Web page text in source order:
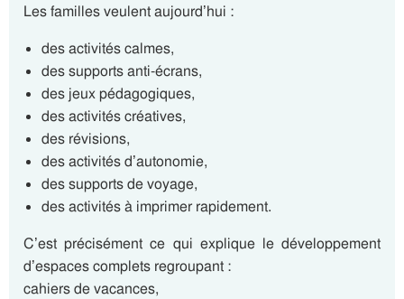
Les familles veulent aujourd’hui :
des activités calmes,
des supports anti-écrans,
des jeux pédagogiques,
des activités créatives,
des révisions,
des activités d’autonomie,
des supports de voyage,
des activités à imprimer rapidement.
C’est précisément ce qui explique le développement
d’espaces complets regroupant :
cahiers de vacances,